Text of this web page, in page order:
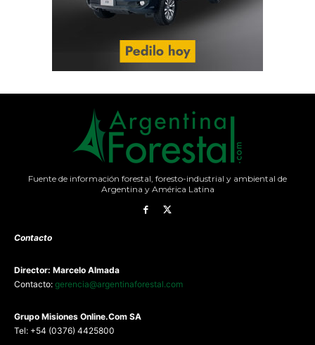
Fuente de información forestal, foresto-industrial y ambiental de
Argentina y América Latina
Contacto
Director: Marcelo Almada
Contacto: gerencia@argentinaforestal.com
Grupo Misiones Online.Com SA
Tel: +54 (0376) 4425800